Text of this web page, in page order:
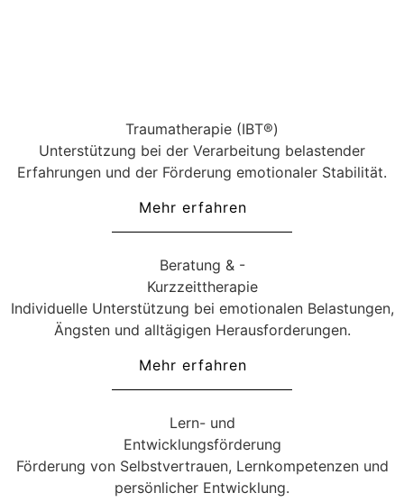
Traumatherapie (IBT®)
Unterstützung bei der Verarbeitung belastender
Erfahrungen und der Förderung emotionaler Stabilität.
Mehr erfahren
Beratung & -
Kurzzeittherapie
Individuelle Unterstützung bei emotionalen Belastungen,
Ängsten und alltägigen Herausforderungen.
Mehr erfahren
Lern- und
Entwicklungsförderung
Förderung von Selbstvertrauen, Lernkompetenzen und
persönlicher Entwicklung.